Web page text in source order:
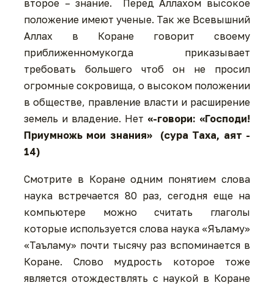
второе – знание. Перед Аллахом высокое
положение имеют ученые. Так же Всевышний
Аллах в Коране говорит своему
приближенномукогда приказывает
требовать большего чтоб он не просил
огромные сокровища, о высоком положении
в обществе, правление власти и расширение
земель и владение. Нет «-говори: «Господи!
Приумножь мои знания» (сура Таха, аят -
14)
Смотрите в Коране одним понятием слова
наука встречается 80 раз, сегодня еще на
компьютере можно считать глаголы
которые используется слова наука «Яъламу»
«Таъламу» почти тысячу раз вспоминается в
Коране. Слово мудрость которое тоже
является отождествлять с наукой в Коране